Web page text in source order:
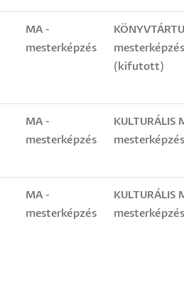
MA -
mesterképzés
(kifutott)
MA -
mesterképzés
KULTURÁLIS
MA -
mesterképzés
KULTURÁLIS